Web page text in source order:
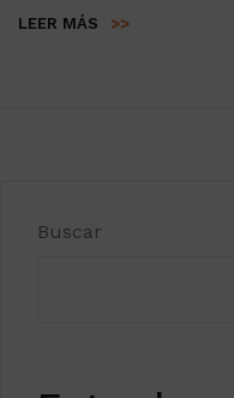
LEER MÁS >>
Buscar